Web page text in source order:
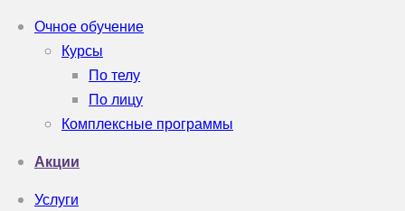
Очное обучение
Курсы
По телу
По лицу
Комплексные программы
Акции
Услуги